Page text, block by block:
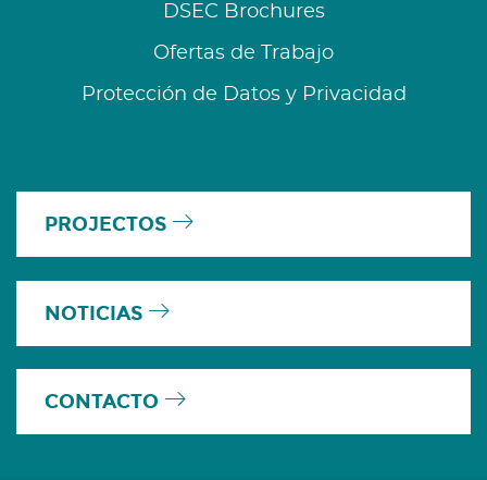
DSEC Brochures
Ofertas de Trabajo
Protección de Datos y Privacidad
PROJECTOS
NOTICIAS
CONTACTO